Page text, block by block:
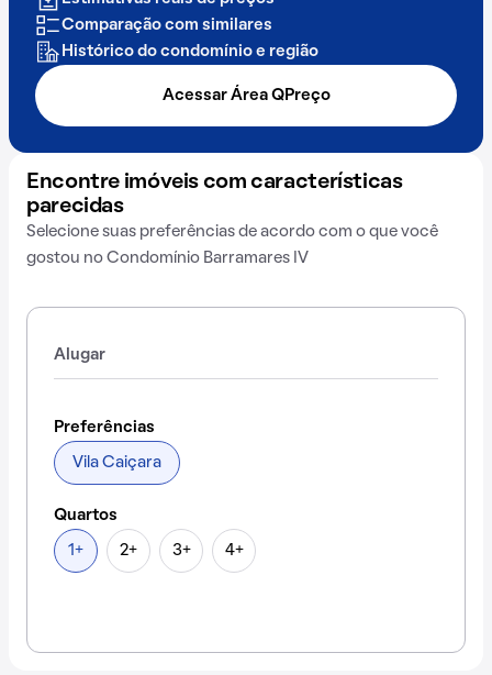
Comparação com similares
Histórico do condomínio e região
Acessar Área QPreço
Encontre imóveis com características
parecidas
Selecione suas preferências de acordo com o que você
gostou no Condomínio Barramares IV
Alugar
Preferências
Vila Caiçara
Quartos
1+ 2+ 3+ 4+